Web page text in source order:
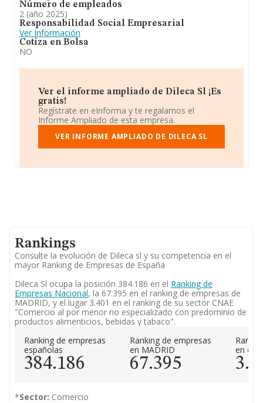
Número de empleados
2 (año 2025)
Responsabilidad Social Empresarial
Ver Información
Cotiza en Bolsa
NO
Ver el informe ampliado de Dileca Sl ¡Es
gratis!
Regístrate en eInforma y te regalamos el
Informe Ampliado de esta empresa.
VER INFORME AMPLIADO DE DILECA SL
Rankings
Consulte la evolución de Dileca sl y su competencia en el
mayor Ranking de Empresas de España
Dileca Sl ocupa la posición 384.186 en el Ranking de
Empresas Nacional, la 67.395 en el ranking de empresas de
MADRID, y el lugar 3.401 en el ranking de su sector CNAE
"Comercio al por menor no especializado con predominio de
productos alimenticios, bebidas y tabaco".
Ranking de empresas
españolas
384.186
Ranking de empresas
en MADRID
67.395
en el
*Sector: Comercio